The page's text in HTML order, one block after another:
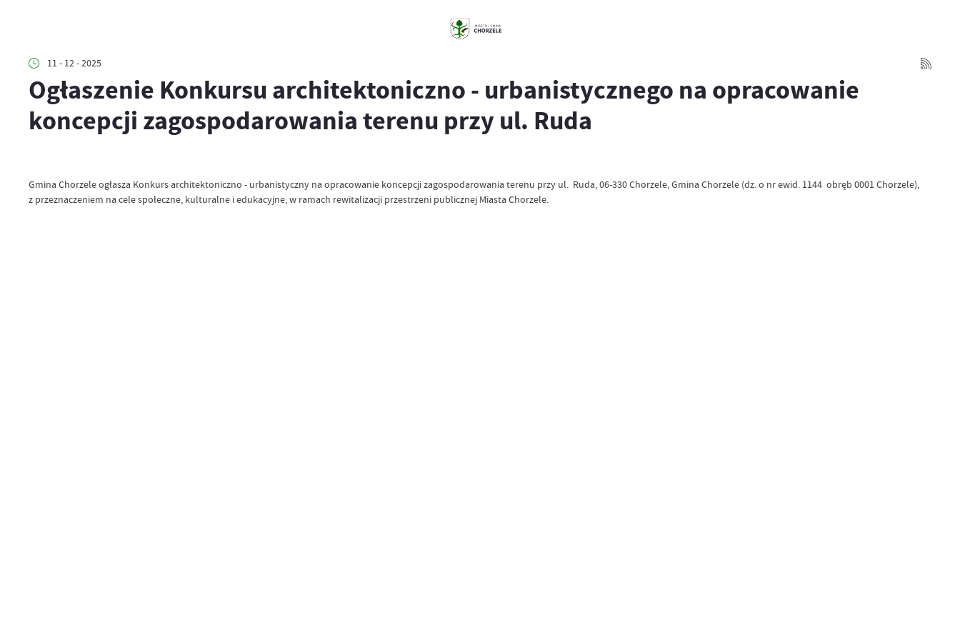
11 - 12 - 2025
Ogłaszenie Konkursu architektoniczno - urbanistycznego na opracowanie
koncepcji zagospodarowania terenu przy ul. Ruda
Gmina Chorzele ogłasza Konkurs architektoniczno - urbanistyczny na opracowanie koncepcji zagospodarowania terenu przy ul. Ruda, 06-330 Chorzele, Gmina Chorzele (dz. o nr ewid. 1144 obręb 0001 Chorzele),
z przeznaczeniem na cele społeczne, kulturalne i edukacyjne, w ramach rewitalizacji przestrzeni publicznej Miasta Chorzele.